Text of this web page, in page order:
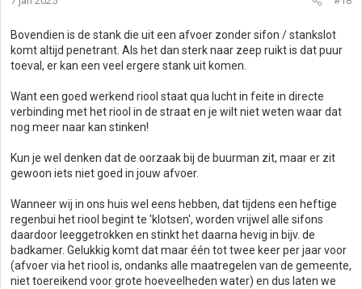
Bovendien is de stank die uit een afvoer zonder sifon / stankslot
komt altijd penetrant. Als het dan sterk naar zeep ruikt is dat puur
toeval, er kan een veel ergere stank uit komen.
Want een goed werkend riool staat qua lucht in feite in directe
verbinding met het riool in de straat en je wilt niet weten waar dat
nog meer naar kan stinken!
Kun je wel denken dat de oorzaak bij de buurman zit, maar er zit
gewoon iets niet goed in jouw afvoer.
Wanneer wij in ons huis wel eens hebben, dat tijdens een heftige
regenbui het riool begint te 'klotsen', worden vrijwel alle sifons
daardoor leeggetrokken en stinkt het daarna hevig in bijv. de
badkamer. Gelukkig komt dat maar één tot twee keer per jaar voor
(afvoer via het riool is, ondanks alle maatregelen van de gemeente,
niet toereikend voor grote hoeveelheden water) en dus laten we